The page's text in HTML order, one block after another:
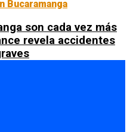
son cada vez más
revela accidentes